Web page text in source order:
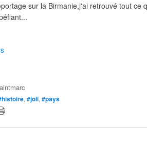
sur la Birmanie,j'ai retrouvé tout ce
, #joli, #pays